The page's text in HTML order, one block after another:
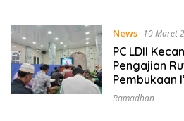
News 10 Maret
PC LDII
Pengajian
Pembukaan
Ramadhan